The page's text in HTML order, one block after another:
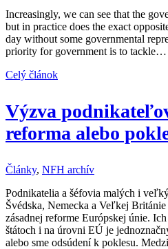
Increasingly, we can see that the
but in practice does the exact
day without some governmental
priority for government is to tackle…
Celý článok
Výzva
reforma alebo
Články, NFH archív
Podnikatelia a šéfovia malých i
Švédska, Nemecka a Veľkej
zásadnej reforme Európskej únie.
štátoch i na úrovni EÚ je
alebo sme odsúdení k poklesu.